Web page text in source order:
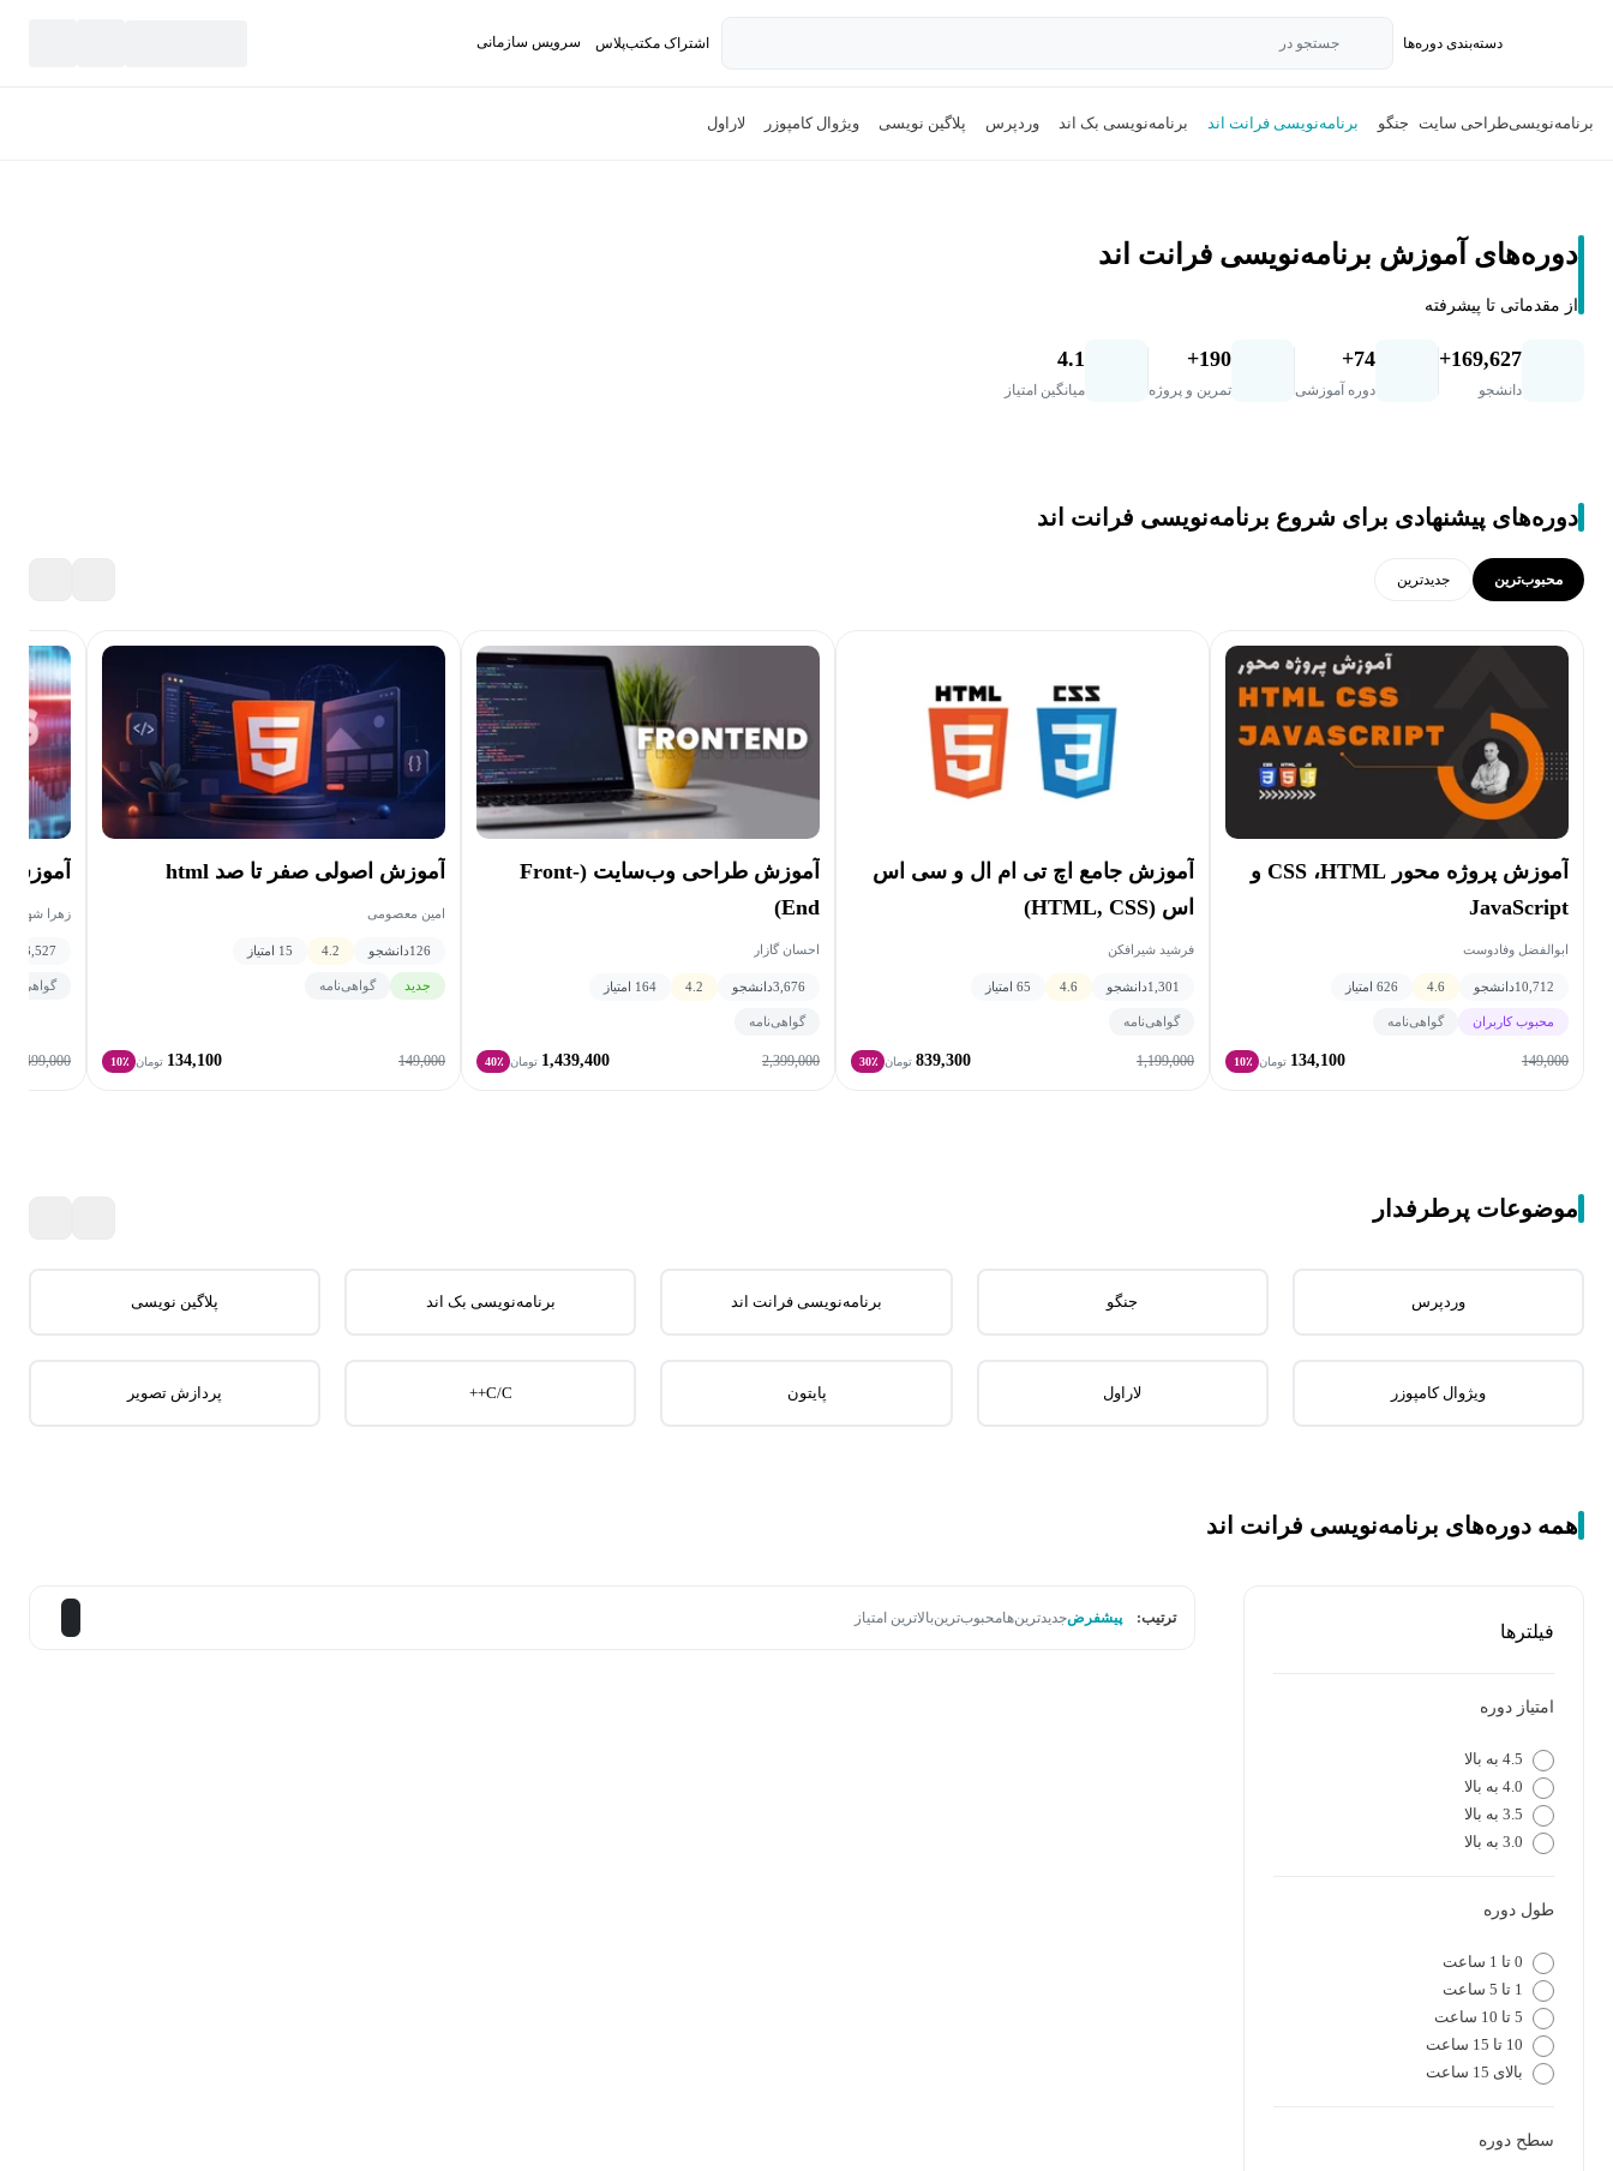
دسته‌بندی‌ دوره‌ها جستجو در اشتراک مکتب‌پلاس سرویس سازمانی
برنامه‌نویسیطراحی سایت جنگو برنامه‌نویسی فرانت اند برنامه‌نویسی بک اند وردپرس پلاگین نویسی ویژوال کامپوزر لاراول
دوره‌های آموزش برنامه‌نویسی فرانت اند
از مقدماتی تا پیشرفته
169,627+
دانشجو
74+
دوره آموزشی
190+
تمرین و پروژه
4.1
میانگین امتیاز
دوره‌های پیشنهادی برای شروع برنامه‌نویسی فرانت اند
محبوب‌ترین جدید‌ترین
آموزش پروژه محور CSS ،HTML و
JavaScript
ابوالفضل وفادوست
10,712دانشجو 4.6 626 امتیاز
محبوب کاربران گواهی‌نامه
149,000
134,100 تومان 10٪
آموزش جامع اچ تی ام ال و سی اس
اس (HTML, CSS)
فرشید شیرافکن
1,301دانشجو 4.6 65 امتیاز
گواهی‌نامه
1,199,000
839,300 تومان 30٪
آموزش طراحی وب‌سایت (Front-
End)
احسان گازار
3,676دانشجو 4.2 164 امتیاز
گواهی‌نامه
2,399,000
1,439,400 تومان 40٪
آموزش اصولی صفر تا صد html
امین معصومی
126دانشجو 4.2 15 امتیاز
جدید گواهی‌نامه
149,000
134,100 تومان 10٪
آموزش HTML و CSS
زهرا شهاب
3,527
گواهی‌نامه
1,499,000
موضوعات پرطرفدار
وردپرس جنگو برنامه‌نویسی فرانت اند برنامه‌نویسی بک اند پلاگین نویسی
ویژوال کامپوزر لاراول پایتون C/C++ پردازش تصویر
همه دوره‌های برنامه‌نویسی فرانت اند
فیلترها
امتیاز دوره
4.5 به بالا
4.0 به بالا
3.5 به بالا
3.0 به بالا
طول دوره
0 تا 1 ساعت
1 تا 5 ساعت
5 تا 10 ساعت
10 تا 15 ساعت
بالای 15 ساعت
سطح دوره
ترتیب: پیشفرضجدیدترین‌هامحبوب‌ترینبالاترین امتیاز